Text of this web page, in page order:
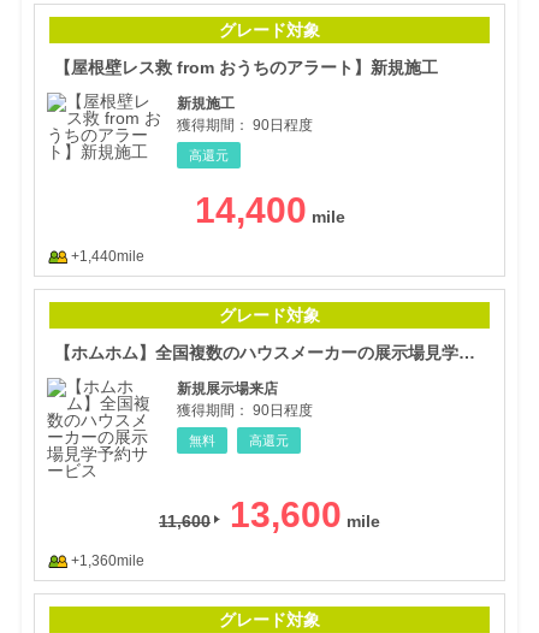
グレード対象
【屋根壁レス救 from おうちのアラート】新規施工
新規施工
獲得期間： 90日程度
高還元
14,400
+1,440mile
グレード対象
【ホムホム】全国複数のハウスメーカーの展示場見学予約サービス
新規展示場来店
獲得期間： 90日程度
無料 高還元
11,600 13,600
+1,360mile
グレード対象